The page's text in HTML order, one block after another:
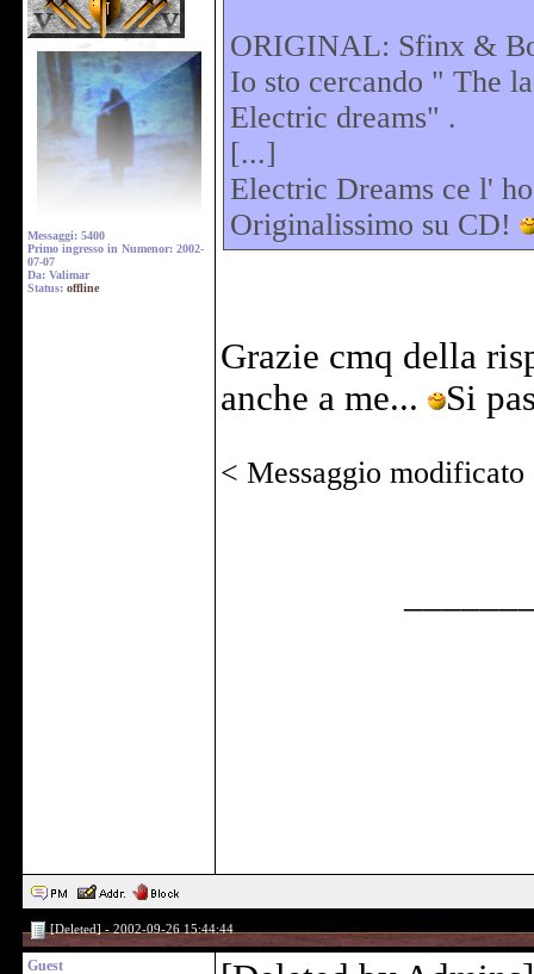
Messaggi: 5400
Primo ingresso in Numenor: 2002-
07-07
Da: Valimar
Status: offline
ORIGINAL: Sfinx &
Io sto cercando " The
Electric dreams" .
[...]
Electric Dreams ce l'
Originalissimo su CD!
Grazie cmq della
anche a me...
Si
< Messaggio
[Deleted] - 2002-09-26 15:44:44
Guest